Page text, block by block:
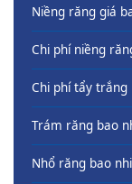
Niềng răng giá
Chi phí niềng
Chi phí tẩy trắng
Trám răng bao
Nhổ răng bao